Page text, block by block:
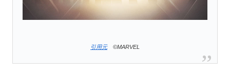
引用元©MARVEL